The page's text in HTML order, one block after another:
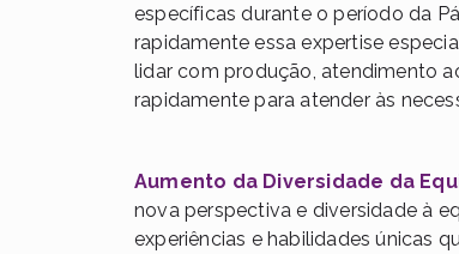
específicas durante o período da
rapidamente essa expertise
lidar com produção, atendimento
rapidamente para atender às
Aumento da Diversidade da
nova perspectiva e diversidade à
experiências e habilidades únicas